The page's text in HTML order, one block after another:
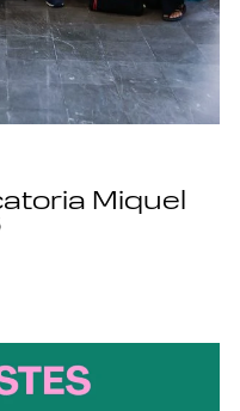
Miquel